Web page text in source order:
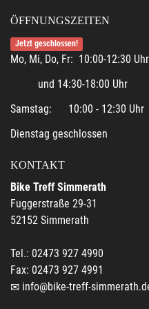
ÖFFNUNGSZEITEN
Jetzt geschlossen!
Mo, Mi, Do, Fr: 10:00-12:30 Uhr
und 14:30-18:00 Uhr
Samstag: 10:00 - 12:30 Uhr
Dienstag geschlossen
KONTAKT
Bike Treff Simmerath
Fuggerstraße 29-31
52152 Simmerath
Tel.: 02473 927 4990
Fax: 02473 927 4991
info@bike-treff-